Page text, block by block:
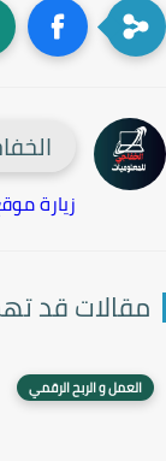
زيارة
قد
العمل و الربح الرقمي